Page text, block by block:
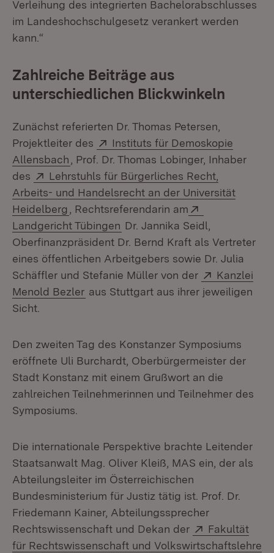
Verleihung des integrierten Bachelorabschlusses
im Landeshochschulgesetz verankert werden
kann.“
Zahlreiche Beiträge aus
unterschiedlichen Blickwinkeln
Zunächst referierten Dr. Thomas Petersen,
Projektleiter des
Extern:
Instituts für Demoskopie
Allensbach (Öffnet in neuem Fenster)
, Prof. Dr. Thomas Lobinger, Inhaber
des
Extern:
Lehrstuhls für Bürgerliches Recht,
Arbeits- und Handelsrecht an der Universität
Heidelberg (Öffnet in neuem Fenster)
, Rechtsreferendarin am
Landgericht Tübingen (Öffnet in neuem Fenster)
Dr. Jannika Seidl,
Oberfinanzpräsident Dr. Bernd Kraft als Vertreter
eines öffentlichen Arbeitgebers sowie Dr. Julia
Schäffler und Stefanie Müller von der
Extern:
Kanzlei
Menold Bezler (Öffnet in neuem Fenster)
aus Stuttgart aus ihrer jeweiligen
Sicht.
Den zweiten Tag des Konstanzer Symposiums
eröffnete Uli Burchardt, Oberbürgermeister der
Stadt Konstanz mit einem Grußwort an die
zahlreichen Teilnehmerinnen und Teilnehmer des
Symposiums.
Die internationale Perspektive brachte Leitender
Staatsanwalt Mag. Oliver Kleiß, MAS ein, der als
Abteilungsleiter im Österreichischen
Bundesministerium für Justiz tätig ist. Prof. Dr.
Friedemann Kainer, Abteilungssprecher
Rechtswissenschaft und Dekan der
Extern:
Fakultät
für Rechtswissenschaft und Volkswirtschaftslehre